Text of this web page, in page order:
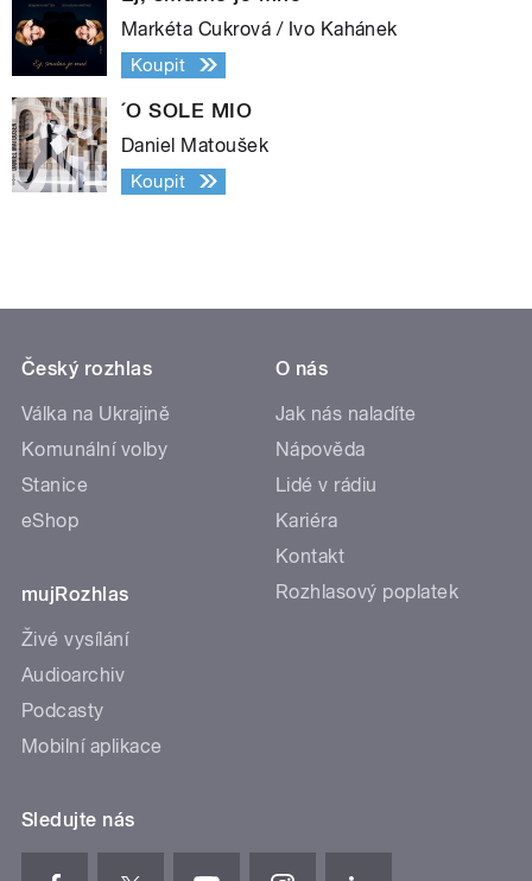
Markéta Cukrová / Ivo Kahánek
Koupit
´O SOLE MIO
Daniel Matoušek
Koupit
Český rozhlas
Válka na Ukrajině
Komunální volby
Stanice
eShop
mujRozhlas
Živé vysílání
Audioarchiv
Podcasty
Mobilní aplikace
O nás
Jak nás naladíte
Nápověda
Lidé v rádiu
Kariéra
Kontakt
Rozhlasový poplatek
Sledujte nás